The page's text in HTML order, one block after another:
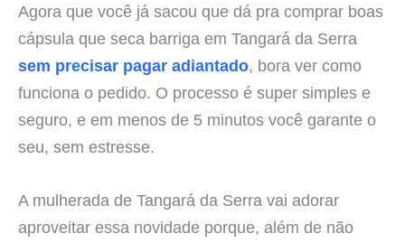
Agora que você já sacou que dá pra comprar boas
cápsula que seca barriga em Tangará da Serra
sem precisar pagar adiantado, bora ver como
funciona o pedido. O processo é super simples e
seguro, e em menos de 5 minutos você garante o
seu, sem estresse.
A mulherada de Tangará da Serra vai adorar
aproveitar essa novidade porque, além de não